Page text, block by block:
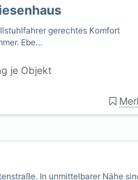
gerechtes Komfort
Ebe…
je Objekt
In unmittelbarer Nähe